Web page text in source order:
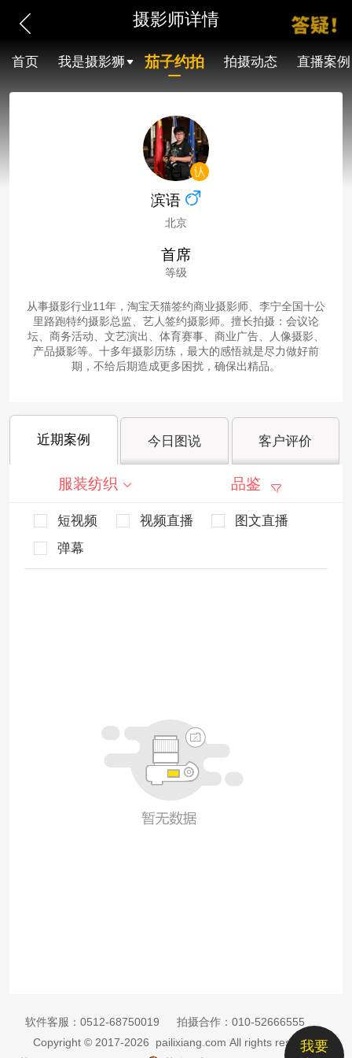
摄影师详情
首页 我是摄影狮 茄子约拍 拍摄动态 直播案例
滨语
北京
首席
等级
从事摄影行业11年，淘宝天猫签约商业摄影师、李宁全国十公
里路跑特约摄影总监、艺人签约摄影师。擅长拍摄：会议论
坛、商务活动、文艺演出、体育赛事、商业广告、人像摄影、
产品摄影等。十多年摄影历练，最大的感悟就是尽力做好前
期，不给后期造成更多困扰，确保出精品。
近期案例 今日图说 客户评价
服装纺织 品鉴
短视频 视频直播
图文直播
弹幕
我要
软件客服： 0512-68750019 拍摄合作： 010-52666555
Copyright © 2017-2026 pailixiang.com All rights reserved